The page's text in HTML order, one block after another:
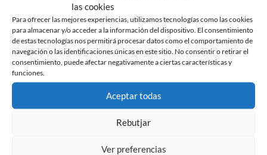
las cookies
Para ofrecer las mejores experiencias, utilizamos tecnologías como las cookies
para almacenar y/o acceder a la información del dispositivo. El consentimiento
de estas tecnologías nos permitirá procesar datos como el comportamiento de
navegación o las identificaciones únicas en este sitio. No consentir o retirar el
consentimiento, puede afectar negativamente a ciertas características y
funciones.
Aceptar todas
Rebutjar
Ver preferencias
PREVIA | CE SABADELL – CULTURAL LEONESA